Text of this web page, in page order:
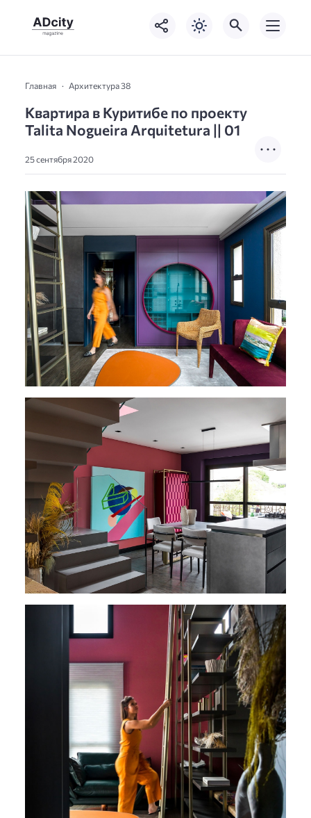
Главная Архитектура 38
Квартира в Куритибе по проекту
Talita Nogueira Arquitetura || 01
25 сентября 2020